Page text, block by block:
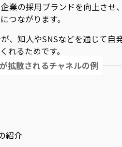
業の採用ブランドを向上させ
つながります。
、知人やSNSなどを通じて自
れるためです。
拡散されるチャネルの例
紹介